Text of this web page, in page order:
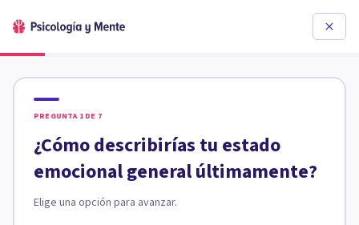
PREGUNTA 1 DE 7
¿Cómo describirías tu estado
emocional general últimamente?
Elige una opción para avanzar.